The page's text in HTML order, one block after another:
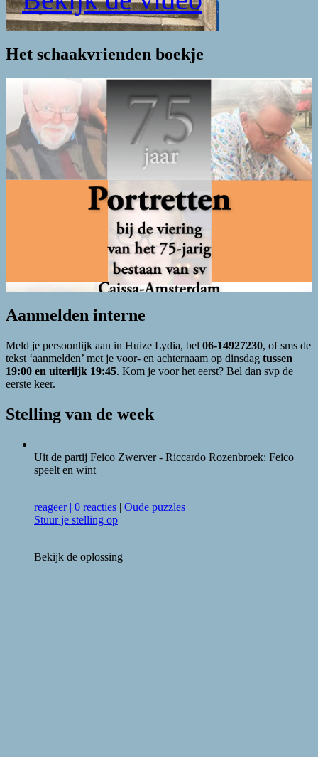
Het schaakvrienden boekje
Aanmelden interne
Meld je persoonlijk aan in Huize Lydia, bel 06-14927230, of sms de
tekst ‘aanmelden’ met je voor- en achternaam op dinsdag tussen
19:00 en uiterlijk 19:45. Kom je voor het eerst? Bel dan svp de
eerste keer.
Stelling van de week
Uit de partij Feico Zwerver - Riccardo Rozenbroek: Feico
speelt en wint
reageer| 0 reacties | Oude puzzles
Stuur je stelling op
Bekijk de oplossing